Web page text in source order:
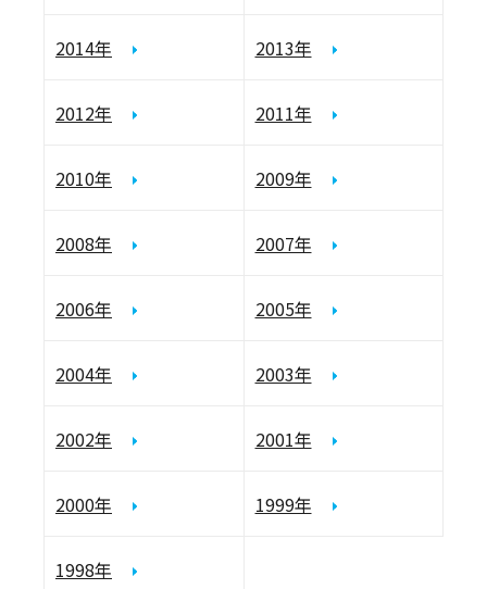
2014年 2013年
2012年 2011年
2010年 2009年
2008年 2007年
2006年 2005年
2004年 2003年
2002年 2001年
2000年 1999年
1998年